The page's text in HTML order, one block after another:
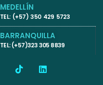
MEDELLÍN
TEL: (+57) 350 429 5723
BARRANQUILLA
TEL: (+57)323 305 8839
T
i
L
i